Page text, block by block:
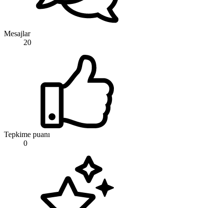
Mesajlar
20
Tepkime puanı
0